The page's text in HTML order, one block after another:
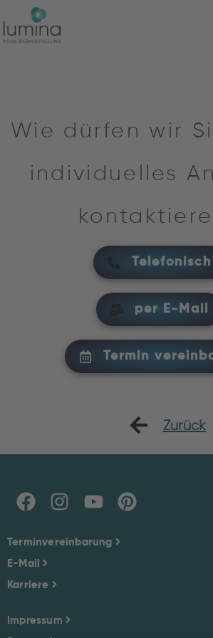
Wie dürfen wir
individuelles
Telefonisch
per E-Mail
Termin
Zurück
Terminvereinbarung
E-Mail
Karriere
Impressum